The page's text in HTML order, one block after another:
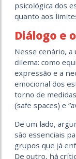
psicológica dos
quanto aos
Diálogo e
Nesse cenário,
dilema: como
expressão e a
emocional dos
torno de
(safe spaces) e
De um lado,
são essenciais
grupos que já
De outro, há